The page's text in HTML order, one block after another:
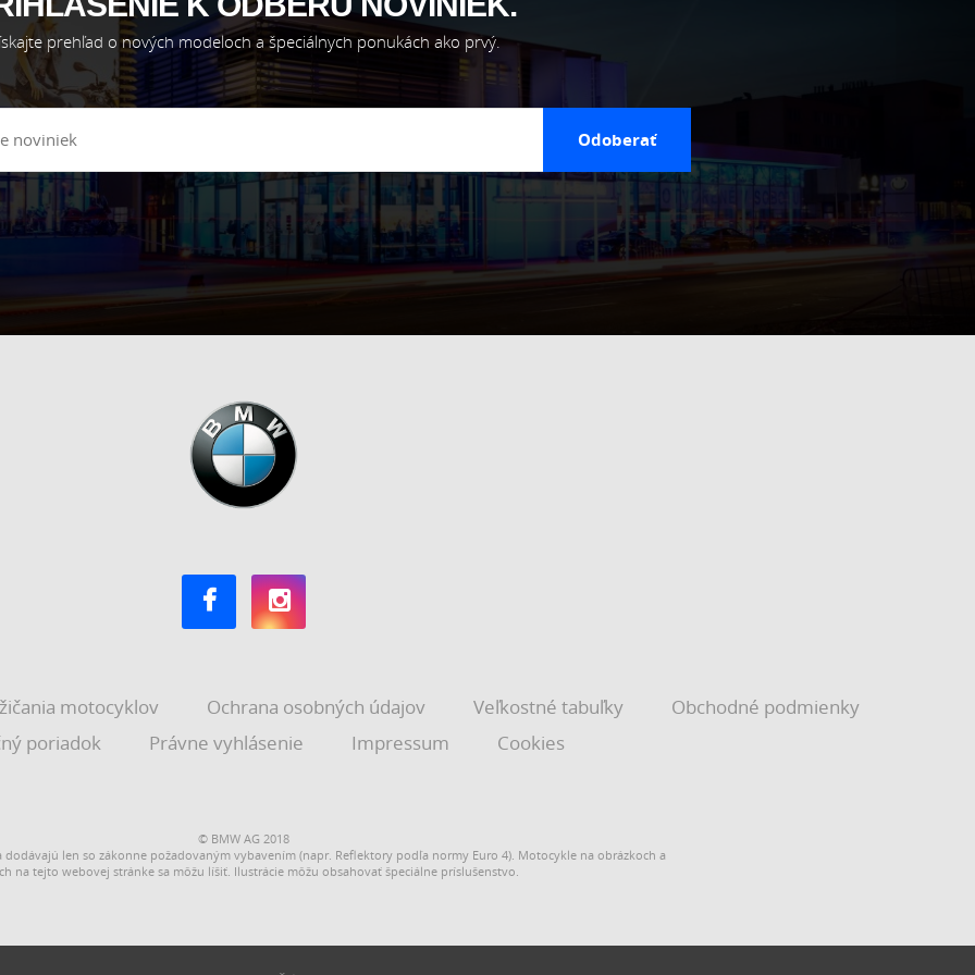
prehľad o nových modeloch a špeciálnych ponukách ako prvý.
Odoberať
motocyklov Ochrana osobných údajov Veľkostné tabuľky
Obchodné podmienky
poriadok
Právne vyhlásenie Impressum Cookies
© BMW AG 2018
dodávajú len so zákonne požadovaným vybavením (napr. Reflektory podľa normy Euro 4). Motocykle na obrázkoch a
na tejto webovej stránke sa môžu líšiť. Ilustrácie môžu obsahovať špeciálne príslušenstvo.